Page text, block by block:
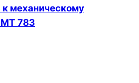
к механическому
МТ 783